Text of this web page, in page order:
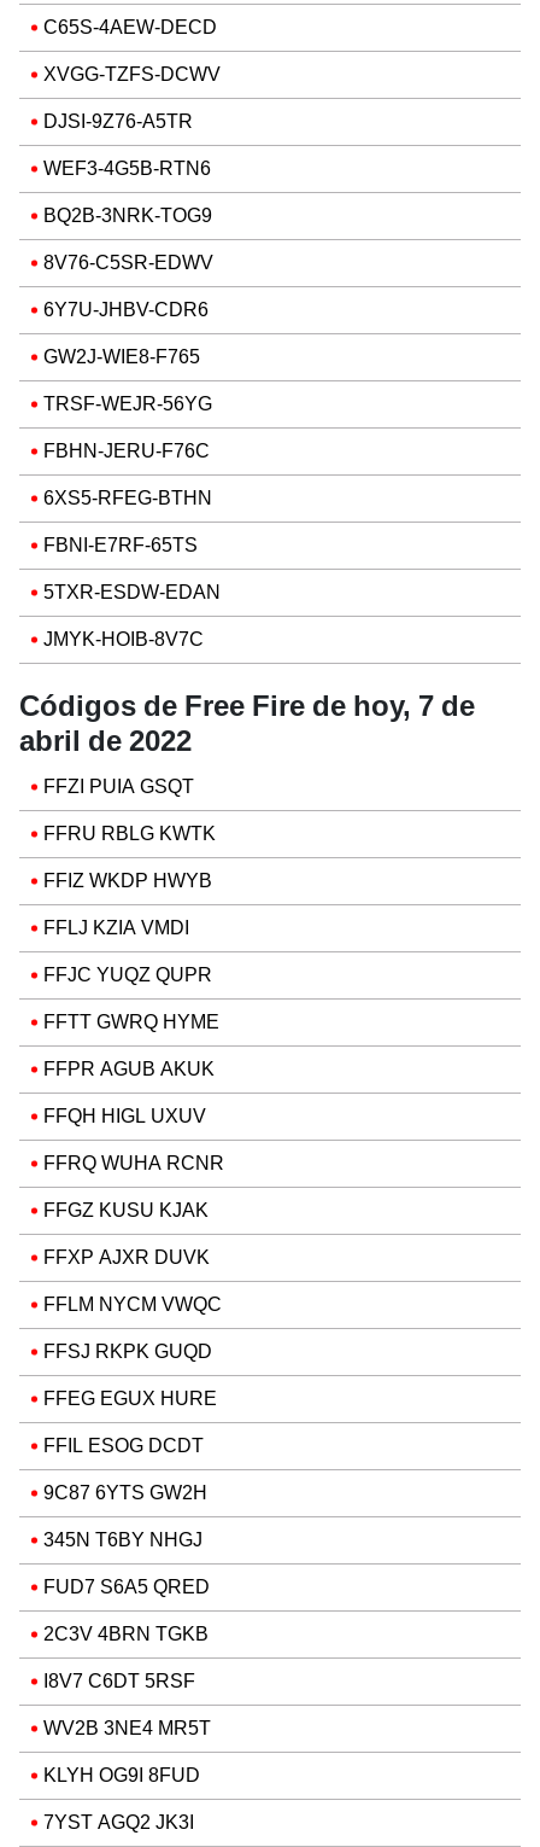
C65S-4AEW-DECD
XVGG-TZFS-DCWV
DJSI-9Z76-A5TR
WEF3-4G5B-RTN6
BQ2B-3NRK-TOG9
8V76-C5SR-EDWV
6Y7U-JHBV-CDR6
GW2J-WIE8-F765
TRSF-WEJR-56YG
FBHN-JERU-F76C
6XS5-RFEG-BTHN
FBNI-E7RF-65TS
5TXR-ESDW-EDAN
JMYK-HOIB-8V7C
Códigos de Free Fire de hoy, 7 de
abril de 2022
FFZI PUIA GSQT
FFRU RBLG KWTK
FFIZ WKDP HWYB
FFLJ KZIA VMDI
FFJC YUQZ QUPR
FFTT GWRQ HYME
FFPR AGUB AKUK
FFQH HIGL UXUV
FFRQ WUHA RCNR
FFGZ KUSU KJAK
FFXP AJXR DUVK
FFLM NYCM VWQC
FFSJ RKPK GUQD
FFEG EGUX HURE
FFIL ESOG DCDT
9C87 6YTS GW2H
345N T6BY NHGJ
FUD7 S6A5 QRED
2C3V 4BRN TGKB
I8V7 C6DT 5RSF
WV2B 3NE4 MR5T
KLYH OG9I 8FUD
7YST AGQ2 JK3I